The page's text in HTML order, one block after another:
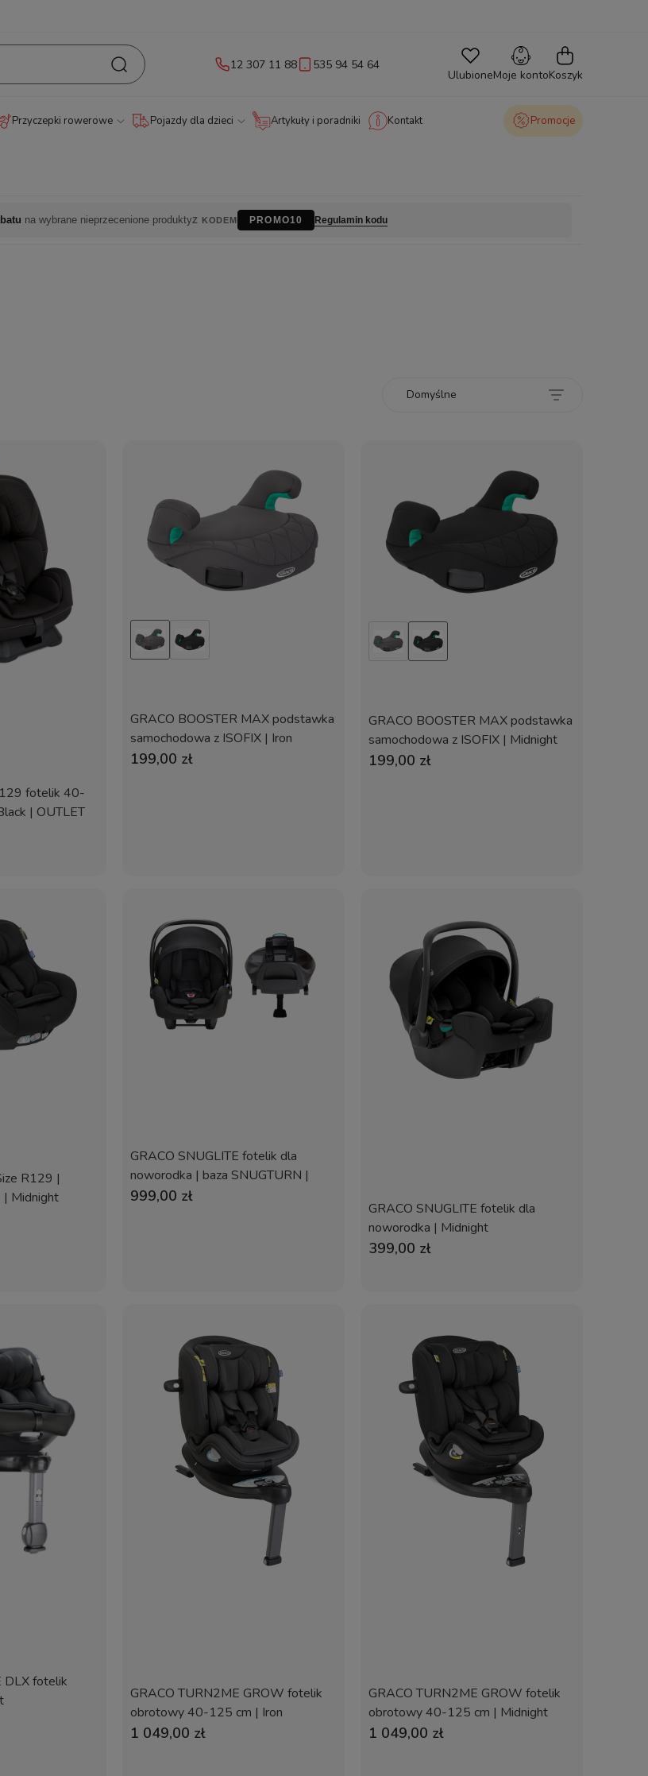
12 307 11 88 535 94 54 64
UlubioneMoje kontoKoszyk
Przyczepki rowerowe Pojazdy dla dzieci Artykuły i poradniki Kontakt Promocje
na wybrane nieprzecenione produktyZ KODEM PROMO10 Regulamin kodu
fotelik 40-
| OUTLET
GRACO BOOSTER MAX podstawka
samochodowa z ISOFIX | Iron
199,00 zł
GRACO BOOSTER MAX podstawka
samochodowa z ISOFIX | Midnight
199,00 zł
R129 |
Midnight
GRACO SNUGLITE fotelik dla
noworodka | baza SNUGTURN |
Midnight
999,00 zł
GRACO SNUGLITE fotelik dla
noworodka | Midnight
399,00 zł
DLX fotelik
GRACO TURN2ME GROW fotelik
obrotowy 40-125 cm | Iron
1 049,00 zł
GRACO TURN2ME GROW fotelik
obrotowy 40-125 cm | Midnight
1 049,00 zł